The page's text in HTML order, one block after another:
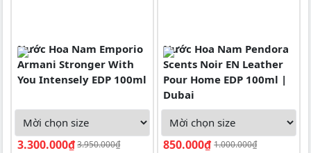
Nước Hoa Nam Emporio
Armani Stronger With
You Intensely EDP 100ml
3.300.000₫ 3.950.000₫
Nước Hoa Nam Pendora
Scents Noir EN Leather
Pour Home EDP 100ml |
Dubai
850.000₫ 1.000.000₫